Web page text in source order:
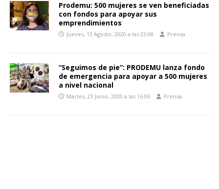
Prodemu: 500 mujeres se ven beneficiadas
con fondos para apoyar sus
emprendimientos
Jueves, 13 Agosto, 2020 a las 23:08 Prensa
“Seguimos de pie”: PRODEMU lanza fondo
de emergencia para apoyar a 500 mujeres
a nivel nacional
Martes, 23 Junio, 2020 a las 16:06 Prensa